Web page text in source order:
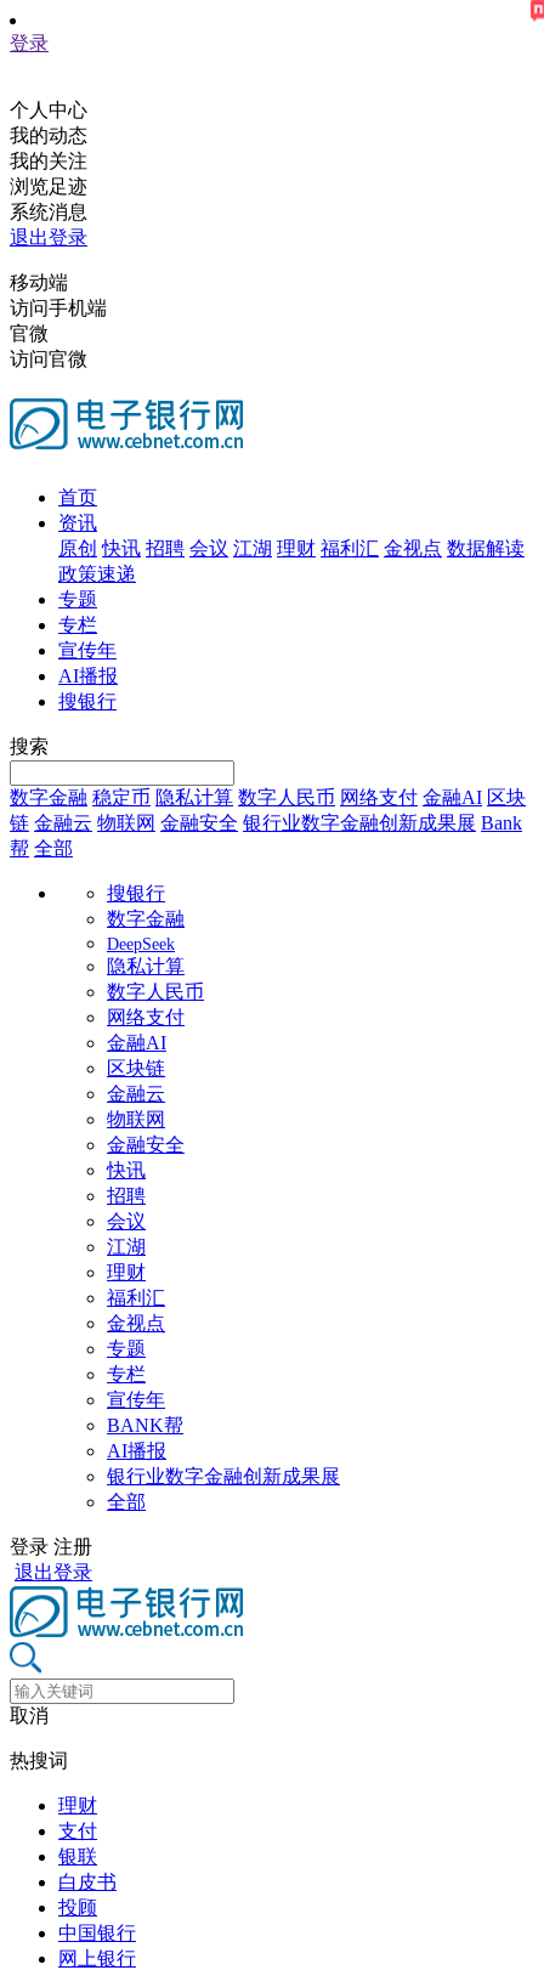
登录
个人中心
我的动态
我的关注
浏览足迹
系统消息
退出登录
移动端
访问手机端
官微
访问官微
首页
资讯
原创 快讯 招聘 会议 江湖 理财 福利汇 金视点 数据解读
政策速递
专题
专栏
宣传年
AI播报
搜银行
搜索
数字金融 稳定币 隐私计算 数字人民币 网络支付 金融AI 区块
链 金融云 物联网 金融安全 银行业数字金融创新成果展 Bank
帮 全部
搜银行
数字金融
DeepSeek
隐私计算
数字人民币
网络支付
金融AI
区块链
金融云
物联网
金融安全
快讯
招聘
会议
江湖
理财
福利汇
金视点
专题
专栏
宣传年
BANK帮
AI播报
银行业数字金融创新成果展
全部
登录 注册
退出登录
取消
热搜词
理财
支付
银联
白皮书
投顾
中国银行
网上银行